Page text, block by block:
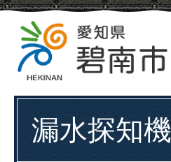
漏水探知機